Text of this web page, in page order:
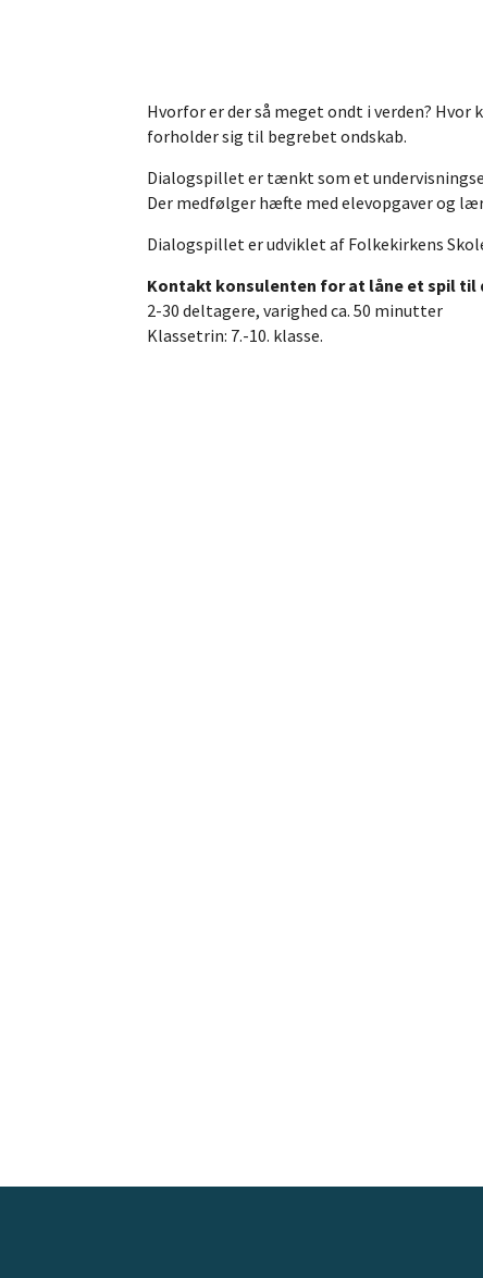
Hvorfor er der så meget ondt i verden?
forholder sig til begrebet ondskab.
Dialogspillet er tænkt som et
Der medfølger hæfte med elevopgaver og
Dialogspillet er udviklet af Folkekirkens
Kontakt konsulenten for at låne et spil til
2-30 deltagere, varighed ca. 50 minutter
Klassetrin: 7.-10. klasse.